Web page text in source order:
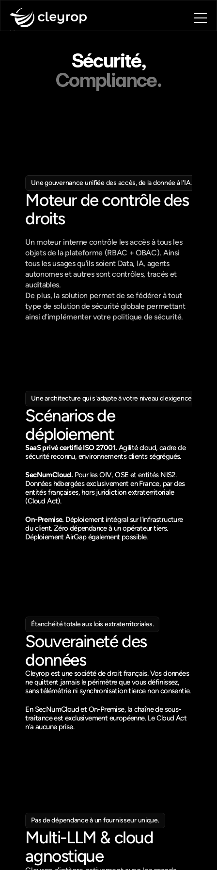
Home
App Builder & Agents Factory
Sécurité,
Compliance.
Une gouvernance unifiée des accès, de la donnée à l'IA.
Moteur de contrôle des
droits
Un moteur interne contrôle les accès à tous les
objets de la plateforme (RBAC + OBAC). Ainsi
tous les usages qu'ils soient Data, IA, agents
autonomes et autres sont contrôles, tracés et
auditables.
De plus, la solution permet de se fédérer à tout
type de solution de sécurité globale permettant
ainsi d'implémenter votre politique de sécurité.
Une architecture qui s'adapte à votre niveau d'exigence.
Scénarios de
déploiement
SaaS privé certifié ISO 27001. Agilité cloud, cadre de
sécurité reconnu, environnements clients ségrégués.
SecNumCloud. Pour les OIV, OSE et entités NIS2.
Données hébergées exclusivement en France, par des
entités françaises, hors juridiction extraterritoriale
(Cloud Act).
On-Premise. Déploiement intégral sur l'infrastructure
du client. Zéro dépendance à un opérateur tiers.
Déploiement AirGap également possible.
Étanchéité totale aux lois extraterritoriales.
Souveraineté des
données
Cleyrop est une société de droit français. Vos données
ne quittent jamais le périmètre que vous définissez,
sans télémétrie ni synchronisation tierce non consentie.
En SecNumCloud et On-Premise, la chaîne de sous-
traitance est exclusivement européenne. Le Cloud Act
n'a aucune prise.
Pas de dépendance à un fournisseur unique.
Multi-LLM & cloud
agnostique